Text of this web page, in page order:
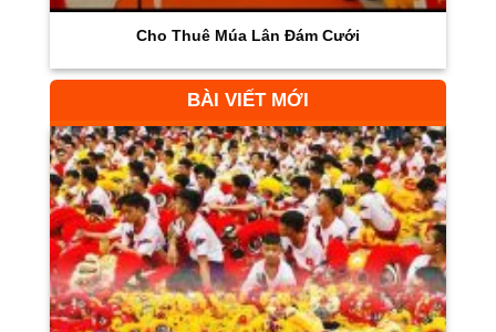
Cho Thuê Múa Lân Đám Cưới
BÀI VIẾT MỚI